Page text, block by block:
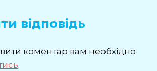
відповідь
коментар вам необхідно
.